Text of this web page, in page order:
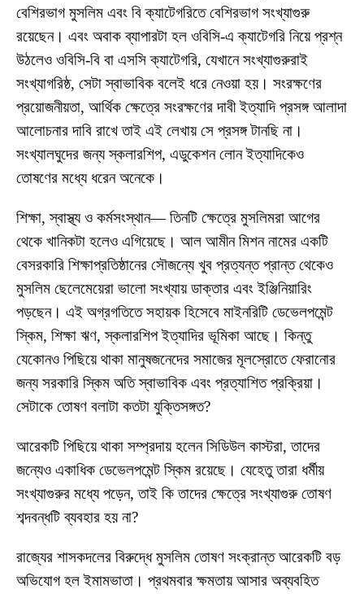
বেশিরভাগ মুসলিম এবং বি ক্যাটেগরিতে বেশিরভাগ সংখ্যাগুরু
রয়েছেন। এবং অবাক ব্যাপারটা হল ওবিসি-এ ক্যাটেগরি নিয়ে প্রশ্ন
উঠলেও ওবিসি-বি বা এসসি ক্যাটেগরি, যেখানে সংখ্যাগুরুরাই
সংখ্যাগরিষ্ঠ, সেটা স্বাভাবিক বলেই ধরে নেওয়া হয়। সংরক্ষণের
প্রয়োজনীয়তা, আর্থিক ক্ষেত্রে সংরক্ষণের দাবী ইত্যাদি প্রসঙ্গ আলাদা
আলোচনার দাবি রাখে তাই এই লেখায় সে প্রসঙ্গ টানছি না।
সংখ্যালঘুদের জন্য স্কলারশিপ, এডুকেশন লোন ইত্যাদিকেও
তোষণের মধ্যে ধরেন অনেকে।
শিক্ষা, স্বাস্থ্য ও কর্মসংস্থান— তিনটি ক্ষেত্রে মুসলিমরা আগের
থেকে খানিকটা হলেও এগিয়েছে। আল আমীন মিশন নামের একটি
বেসরকারি শিক্ষাপ্রতিষ্ঠানের সৌজন্যে খুব প্রত্যন্ত প্রান্ত থেকেও
মুসলিম ছেলেমেয়েরা ভালো সংখ্যায় ডাক্তার এবং ইঞ্জিনিয়ারিং
পড়ছেন। এই অগ্রগতিতে সহায়ক হিসেবে মাইনরিটি ডেভেলপমেন্ট
স্কিম, শিক্ষা ঋণ, স্কলারশিপ ইত্যাদির ভূমিকা আছে। কিন্তু
যেকোনও পিছিয়ে থাকা মানুষজনেদের সমাজের মূলস্রোতে ফেরানোর
জন্য সরকারি স্কিম অতি স্বাভাবিক এবং প্রত্যাশিত প্রক্রিয়া।
সেটাকে তোষণ বলাটা কতটা যুক্তিসঙ্গত?
আরেকটি পিছিয়ে থাকা সম্প্রদায় হলেন সিডিউল কাস্টরা, তাদের
জন্যেও একাধিক ডেভেলপমেন্ট স্কিম রয়েছে। যেহেতু তারা ধর্মীয়
সংখ্যাগুরুর মধ্যে পড়েন, তাই কি তাদের ক্ষেত্রে সংখ্যাগুরু তোষণ
শব্দবন্ধটি ব্যবহার হয় না?
রাজ্যের শাসকদলের বিরুদ্ধে মুসলিম তোষণ সংক্রান্ত আরেকটি বড়
অভিযোগ হল ইমামভাতা। প্রথমবার ক্ষমতায় আসার অব্যবহিত